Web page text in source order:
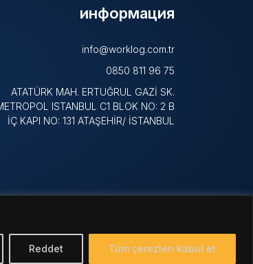
Reddet Tüm çerezleri kabul et
информация
info@worklog.com.tr
0850 811 96 75
ATATÜRK MAH. ERTUĞRUL GAZİ SK.
ISTANBUL C1 BLOK NO: 2 B
İÇ KAPI NO: 131 ATAŞEHİR/ İSTANBUL